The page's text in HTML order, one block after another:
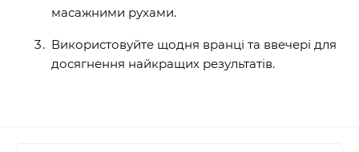
масажними рухами.
Використовуйте щодня вранці та ввечері для
досягнення найкращих результатів.